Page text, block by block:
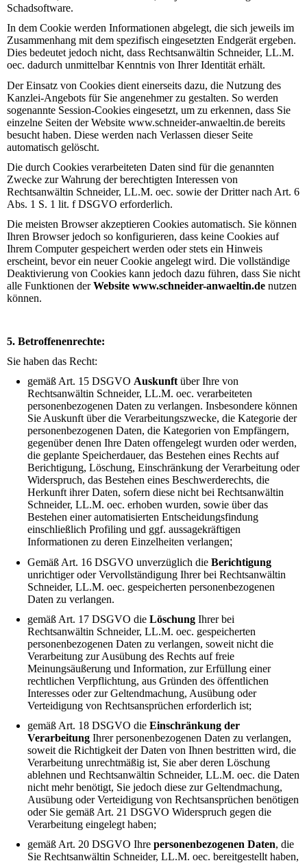
Schadsoftware.
In dem Cookie werden Informationen abgelegt, die sich jeweils im
Zusammenhang mit dem spezifisch eingesetzten Endgerät ergeben.
Dies bedeutet jedoch nicht, dass Rechtsanwältin Schneider, LL.M.
oec. dadurch unmittelbar Kenntnis von Ihrer Identität erhält.
Der Einsatz von Cookies dient einerseits dazu, die Nutzung des
Kanzlei-Angebots für Sie angenehmer zu gestalten. So werden
sogenannte Session-Cookies eingesetzt, um zu erkennen, dass Sie
einzelne Seiten der Website www.schneider-anwaeltin.de bereits
besucht haben. Diese werden nach Verlassen dieser Seite
automatisch gelöscht.
Die durch Cookies verarbeiteten Daten sind für die genannten
Zwecke zur Wahrung der berechtigten Interessen von
Rechtsanwältin Schneider, LL.M. oec. sowie der Dritter nach Art. 6
Abs. 1 S. 1 lit. f DSGVO erforderlich.
Die meisten Browser akzeptieren Cookies automatisch. Sie können
Ihren Browser jedoch so konfigurieren, dass keine Cookies auf
Ihrem Computer gespeichert werden oder stets ein Hinweis
erscheint, bevor ein neuer Cookie angelegt wird. Die vollständige
Deaktivierung von Cookies kann jedoch dazu führen, dass Sie nicht
alle Funktionen derWebsite www.schneider-anwaeltin.de nutzen
können.
5. Betroffenenrechte:
Sie haben das Recht:
gemäß Art. 15 DSGVO Auskunftüber Ihre von
Rechtsanwältin Schneider, LL.M. oec. verarbeiteten
personenbezogenen Daten zu verlangen. Insbesondere können
Sie Auskunft über die Verarbeitungszwecke, die Kategorie der
personenbezogenen Daten, die Kategorien von Empfängern,
gegenüber denen Ihre Daten offengelegt wurden oder werden,
die geplante Speicherdauer, das Bestehen eines Rechts auf
Berichtigung, Löschung, Einschränkung der Verarbeitung oder
Widerspruch, das Bestehen eines Beschwerderechts, die
Herkunft ihrer Daten, sofern diese nicht bei Rechtsanwältin
Schneider, LL.M. oec. erhoben wurden, sowie über das
Bestehen einer automatisierten Entscheidungsfindung
einschließlich Profiling und ggf. aussagekräftigen
Informationen zu deren Einzelheiten verlangen;
Gemäß Art. 16 DSGVO unverzüglich die Berichtigung
unrichtiger oder Vervollständigung Ihrer bei Rechtsanwältin
Schneider, LL.M. oec. gespeicherten personenbezogenen
Daten zu verlangen.
gemäß Art. 17 DSGVO die Löschung Ihrer bei
Rechtsanwältin Schneider, LL.M. oec. gespeicherten
personenbezogenen Daten zu verlangen, soweit nicht die
Verarbeitung zur Ausübung des Rechts auf freie
Meinungsäußerung und Information, zur Erfüllung einer
rechtlichen Verpflichtung, aus Gründen des öffentlichen
Interesses oder zur Geltendmachung, Ausübung oder
Verteidigung von Rechtsansprüchen erforderlich ist;
gemäß Art. 18 DSGVO die Einschränkung der
Verarbeitung Ihrer personenbezogenen Daten zu verlangen,
soweit die Richtigkeit der Daten von Ihnen bestritten wird, die
Verarbeitung unrechtmäßig ist, Sie aber deren Löschung
ablehnen und Rechtsanwältin Schneider, LL.M. oec. die Daten
nicht mehr benötigt, Sie jedoch diese zur Geltendmachung,
Ausübung oder Verteidigung von Rechtsansprüchen benötigen
oder Sie gemäß Art. 21 DSGVO Widerspruch gegen die
Verarbeitung eingelegt haben;
gemäß Art. 20 DSGVO Ihre personenbezogenen Daten, die
Sie Rechtsanwältin Schneider, LL.M. oec. bereitgestellt haben,